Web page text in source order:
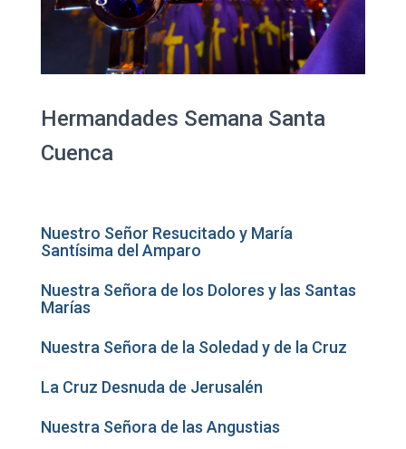
Hermandades Semana Santa
Cuenca
Nuestro Señor Resucitado y María
Santísima del Amparo
Nuestra Señora de los Dolores y las Santas
Marías
Nuestra Señora de la Soledad y de la Cruz
La Cruz Desnuda de Jerusalén
Nuestra Señora de las Angustias